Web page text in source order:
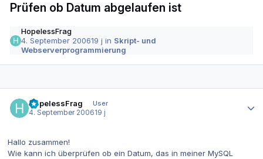
Prüfen ob Datum abgelaufen ist
HopelessFrag
4. September 200619 j in Skript- und
Webserverprogrammierung
HopelessFrag
User
4. September 200619 j
Hallo zusammen!
Wie kann ich überprüfen ob ein Datum, das in meiner MySQL